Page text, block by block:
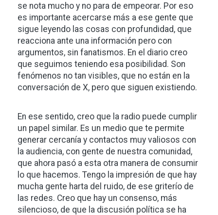
se nota mucho y no para de empeorar. Por eso
es importante acercarse más a ese gente que
sigue leyendo las cosas con profundidad, que
reacciona ante una información pero con
argumentos, sin fanatismos. En el diario creo
que seguimos teniendo esa posibilidad. Son
fenómenos no tan visibles, que no están en la
conversación de X, pero que siguen existiendo.
En ese sentido, creo que la radio puede cumplir
un papel similar. Es un medio que te permite
generar cercanía y contactos muy valiosos con
la audiencia, con gente de nuestra comunidad,
que ahora pasó a esta otra manera de consumir
lo que hacemos. Tengo la impresión de que hay
mucha gente harta del ruido, de ese griterío de
las redes. Creo que hay un consenso, más
silencioso, de que la discusión política se ha